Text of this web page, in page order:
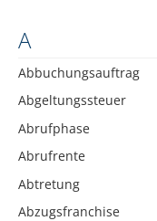
A
Abbuchungsauftrag
Abgeltungssteuer
Abrufphase
Abrufrente
Abtretung
Abzugsfranchise